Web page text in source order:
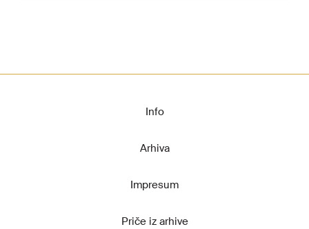
Info
Arhiva
Impresum
Priče iz arhive